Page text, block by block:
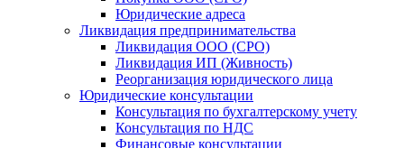
Юридические адреса
Ликвидация предпринимательства
Ликвидация ООО (СРО)
Ликвидация ИП (Живность)
Реорганизация юридического лица
Юридические консультации
Консультация по бухгалтерскому учету
Консультация по НДС
Финансовые консультации